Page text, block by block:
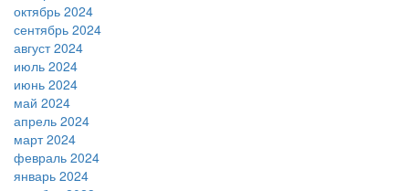
октябрь 2024
сентябрь 2024
август 2024
июль 2024
июнь 2024
май 2024
апрель 2024
март 2024
февраль 2024
январь 2024